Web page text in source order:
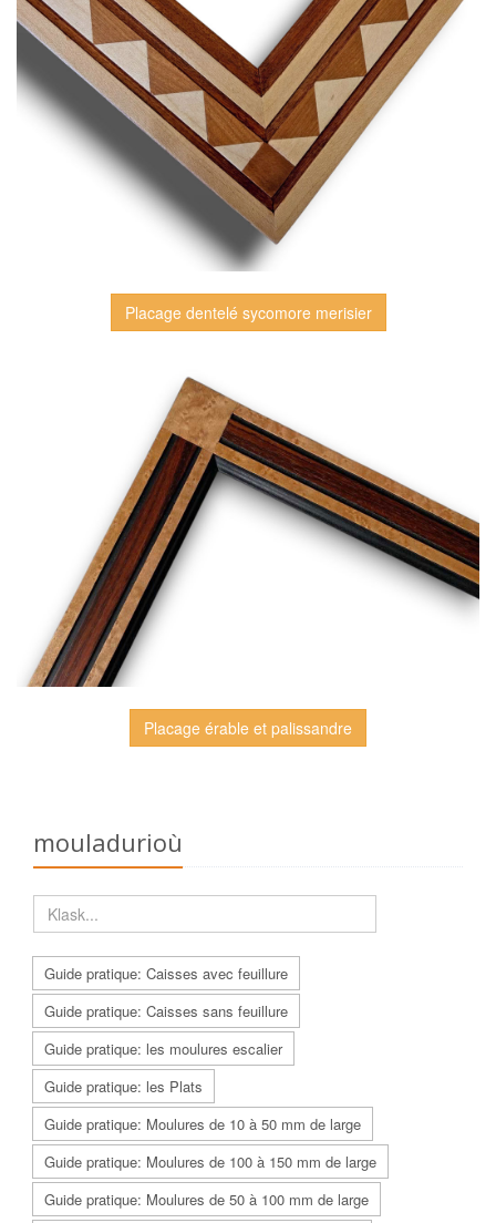
Placage dentelé sycomore merisier
Placage érable et palissandre
mouladurioù
Guide pratique: Caisses avec feuillure
Guide pratique: Caisses sans feuillure
Guide pratique: les moulures escalier
Guide pratique: les Plats
Guide pratique: Moulures de 10 à 50 mm de large
Guide pratique: Moulures de 100 à 150 mm de large
Guide pratique: Moulures de 50 à 100 mm de large